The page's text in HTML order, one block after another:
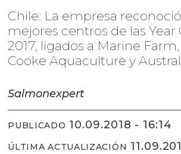
Chile: La empresa
mejores centros de las Year
2017, ligados a Marine Farm,
Cooke Aquaculture y
Salmonexpert
PUBLICADO 10.09.2018 - 16:14
ÚLTIMA ACTUALIZACIÓN